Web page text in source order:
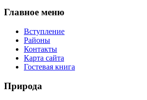
Главное меню
Вступление
Районы
Контакты
Карта сайта
Гостевая книга
Природа